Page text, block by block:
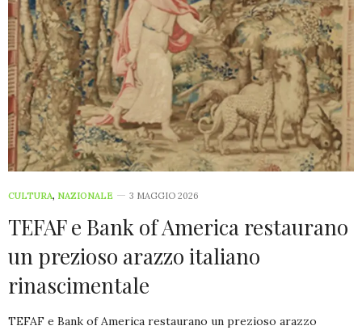
CULTURA, NAZIONALE 3 MAGGIO 2026
TEFAF e Bank of America restaurano
un prezioso arazzo italiano
rinascimentale
TEFAF e Bank of America restaurano un prezioso arazzo